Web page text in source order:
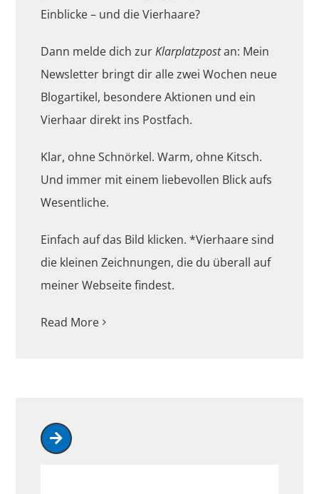
Einblicke – und die Vierhaare?
Dann melde dich zurKlarplatzpostan: Mein
Newsletter bringt dir alle zwei Wochen neue
Blogartikel, besondere Aktionen und ein
Vierhaar direkt ins Postfach.
Klar, ohne Schnörkel. Warm, ohne Kitsch.
Und immer mit einem liebevollen Blick aufs
Wesentliche.
Einfach auf das Bild klicken. *Vierhaare sind
die kleinen Zeichnungen, die du überall auf
meiner Webseite findest.
Read More